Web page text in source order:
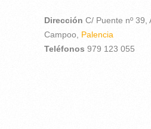
Dirección C/ Puente nº 39,
Campoo, Palencia
Teléfonos 979 123 055